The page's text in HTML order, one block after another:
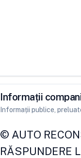
Informații
Informații publice,
© AUTO
RĂSPUNDERE